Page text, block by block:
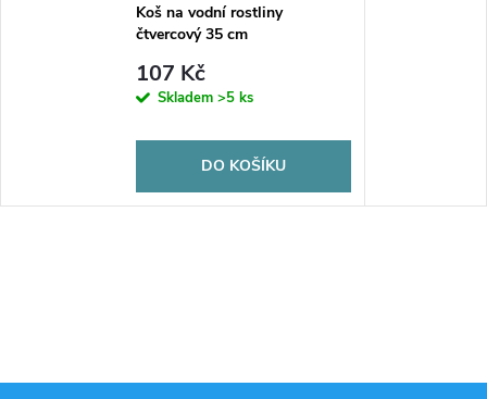
Koš na vodní rostliny
čtvercový 35 cm
107 Kč
Skladem >5 ks
DO KOŠÍKU